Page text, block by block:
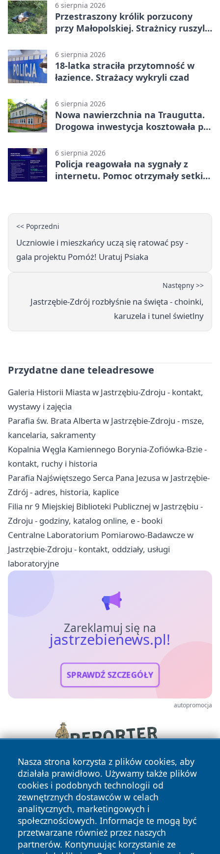
6 sierpnia 2026
Przestraszony królik porzucony
przy Małopolskiej. Strażnicy ruszyli
6 sierpnia 2026
18-latka straciła przytomność w
łazience. Strażacy wykryli czad
6 sierpnia 2026
Nowa nawierzchnia na Traugutta.
Drogowa inwestycja kosztowała pół
6 sierpnia 2026
Policja reagowała na sygnały z
internetu. Pomoc otrzymały setki
<< Poprzedni
Uczniowie i mieszkańcy uczą się ratować psy -
gala projektu Pomóż! Uratuj Psiaka
Następny >>
Jastrzębie-Zdrój rozbłyśnie na święta - choinki,
karuzela i tunel świetlny
Przydatne dane teleadresowe
Galeria Historii Miasta w Jastrzębiu-Zdroju - kontakt,
wystawy i zajęcia
Parafia św. Brata Alberta w Jastrzębie-Zdroju - msze,
kancelaria, sakramenty
Kopalnia Węgla Kamiennego Borynia-Zofiówka-Bzie -
kontakt, ruchy i historia
Parafia Najświętszego Serca Pana Jezusa w Jastrzębie-
Zdrój - adres, historia, kaplice
Filia nr 9 Miejskiej Biblioteki Publicznej w Jastrzębiu -
Zdroju - godziny, katalog online, e - booki
Centralne Laboratorium Pomiarowo-Badawcze w
Jastrzębie-Zdroju - kontakt, oddziały, usługi
laboratoryjne
Zareklamuj się na
jastrzebienews.pl!
SPRAWDŹ SZCZEGÓŁY
autopromocja
Nasza strona korzysta z plików cookies, aby
działała prawidłowo. Używamy także plików
cookies i podobnych technologii od
zewnętrznych dostawców w celach
analitycznych, marketingowych i
społecznościowych. Informacje te mogą być
przetwarzane również przez naszych
partnerów. Kontynuując korzystanie ze
Copyright © 2026 jastrzebienews.pl Wszystkie prawa
zastrzeżone.